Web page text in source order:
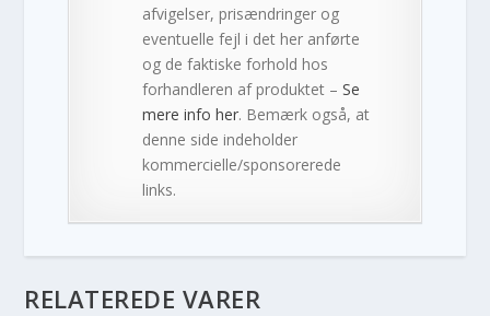
afvigelser, prisændringer og
eventuelle fejl i det her anførte
og de faktiske forhold hos
forhandleren af produktet –Se
mere info her. Bemærk også, at
denne side indeholder
kommercielle/sponsorerede
links.
RELATEREDE VARER